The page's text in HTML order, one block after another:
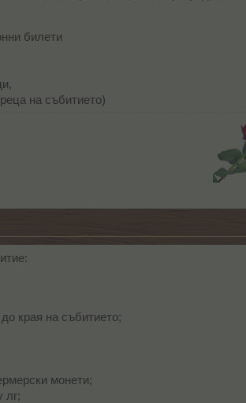
билети
на събитието)​
края на събитието;
монети;
лг;